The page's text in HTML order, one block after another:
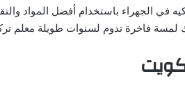
الجهراء باستخدام أفضل المواد
لمسة فاخرة تدوم لسنوات طويلة معلم